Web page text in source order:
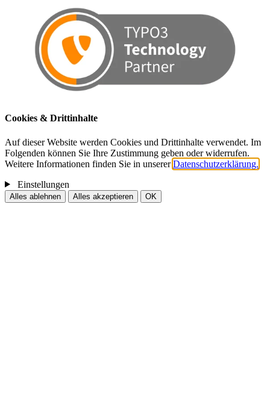
Cookies & Drittinhalte
Auf dieser Website werden Cookies und Drittinhalte verwendet. Im
Folgenden können Sie Ihre Zustimmung geben oder widerrufen.
Weitere Informationen finden Sie in unsererDatenschutzerklärung.
Einstellungen
Alles ablehnen Alles akzeptieren OK